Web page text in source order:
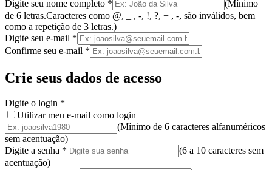
Digite seu nome completo * (Mínimo
de 6 letras.Caracteres como @, _ , -, !, ?, + , -, são inválidos, bem
como a repetição de 3 letras.)
Digite seu e-mail *
Confirme seu e-mail *
Crie seus dados de acesso
Digite o login *
Utilizar meu e-mail como login
(Mínimo de 6 caracteres alfanuméricos
sem acentuação)
Digite a senha * (6 a 10 caracteres sem
acentuação)